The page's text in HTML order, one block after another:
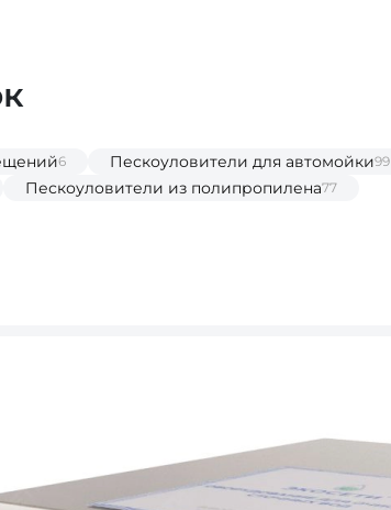
6 Пескоуловители для автомойки99
Пескоуловители из полипропилена77